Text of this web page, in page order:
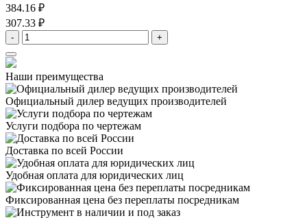
384.16 ₽
307.33 ₽
- +
Наши преимущества
Официальный дилер ведущих производителей
Услуги подбора по чертежам
Доставка по всей России
Удобная оплата для юридических лиц
Фиксированная цена без переплаты посредникам